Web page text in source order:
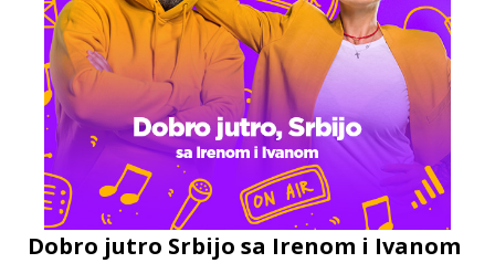
Dobro jutro Srbijo sa Irenom i Ivanom